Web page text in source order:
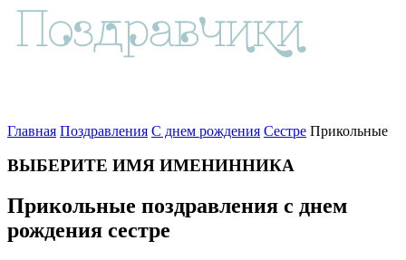
Главная Поздравления С днем рождения Сестре Прикольные
ВЫБЕРИТЕ ИМЯ ИМЕНИННИКА
Прикольные поздравления с днем
рождения сестре